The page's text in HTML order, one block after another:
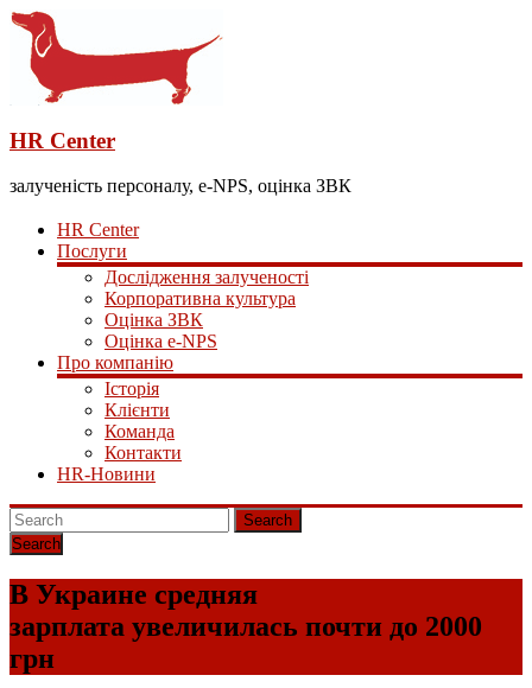
HR Center
залученість персоналу, e-NPS, оцінка ЗВК
HR Center
Послуги
Дослідження залученості
Корпоративна культура
Оцінка ЗВК
Оцінка e-NPS
Про компанію
Історія
Клієнти
Команда
Контакти
HR-Новини
Search
В Украине средняя
зарплата увеличилась почти до 2000
грн